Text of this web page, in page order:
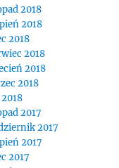
2018
2018
2018
2018
2018
2018
2017
2017
2017
2017